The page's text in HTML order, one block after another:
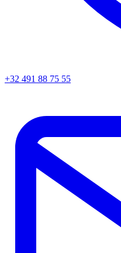
+32 491 88 75 55